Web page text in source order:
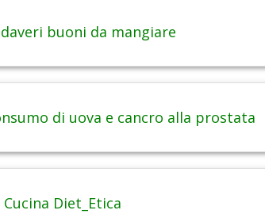
buoni da mangiare
di uova e cancro alla prostata
Cucina Diet_Etica